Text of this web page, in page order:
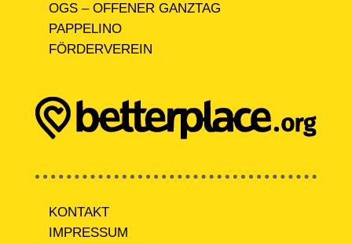
OGS – OFFENER GANZTAG
PAPPELINO
FÖRDERVEREIN
KONTAKT
IMPRESSUM